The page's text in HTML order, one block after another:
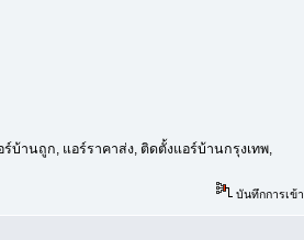
บ้านถูก, แอร์ราคาส่ง, ติดตั้งแอร์บ้านกรุงเทพ,
บันทึกการเข้า